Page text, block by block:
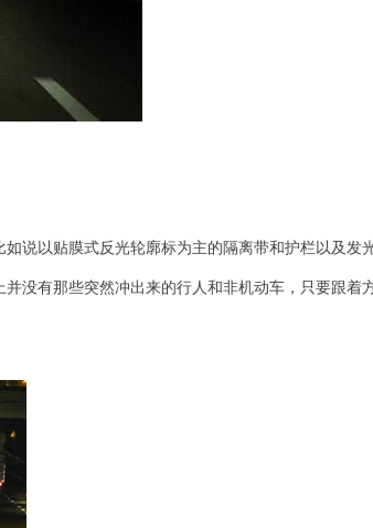
说以贴膜式反光轮廓标为主的隔离带和护栏以及
没有那些突然冲出来的行人和非机动车，只要跟